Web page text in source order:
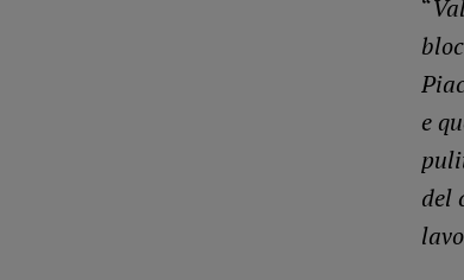
“
e
del